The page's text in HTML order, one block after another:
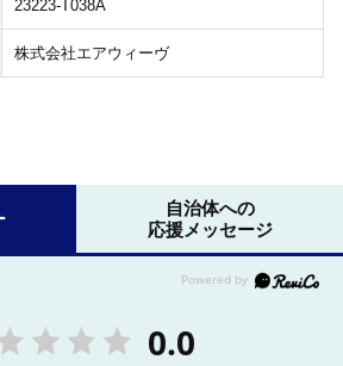
23223-T038A
株式会社エアウィーヴ
自治体への
応援メッセージ
0.0